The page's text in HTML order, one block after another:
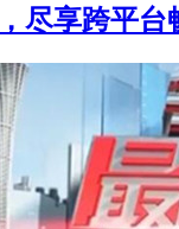
尽享跨平台